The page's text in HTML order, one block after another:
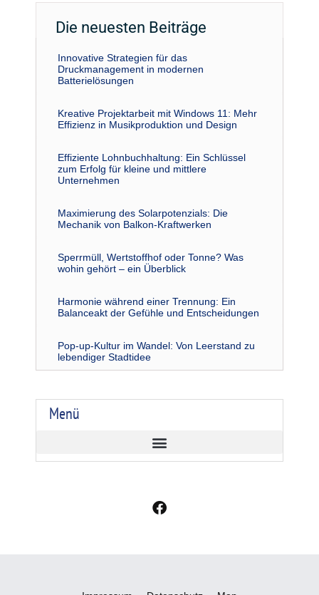
Die neuesten Beiträge
Innovative Strategien für das
Druckmanagement in modernen
Batterielösungen
Kreative Projektarbeit mit Windows 11: Mehr
Effizienz in Musikproduktion und Design
Effiziente Lohnbuchhaltung: Ein Schlüssel
zum Erfolg für kleine und mittlere
Unternehmen
Maximierung des Solarpotenzials: Die
Mechanik von Balkon-Kraftwerken
Sperrmüll, Wertstoffhof oder Tonne? Was
wohin gehört – ein Überblick
Harmonie während einer Trennung: Ein
Balanceakt der Gefühle und Entscheidungen
Pop-up-Kultur im Wandel: Von Leerstand zu
lebendiger Stadtidee
Menü
F
a
o